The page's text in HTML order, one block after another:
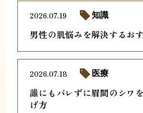
男性の肌悩みを解決するお
2026.07.19 知識
誰にもバレずに眉間のシワ
げ方
2026.07.18 医療